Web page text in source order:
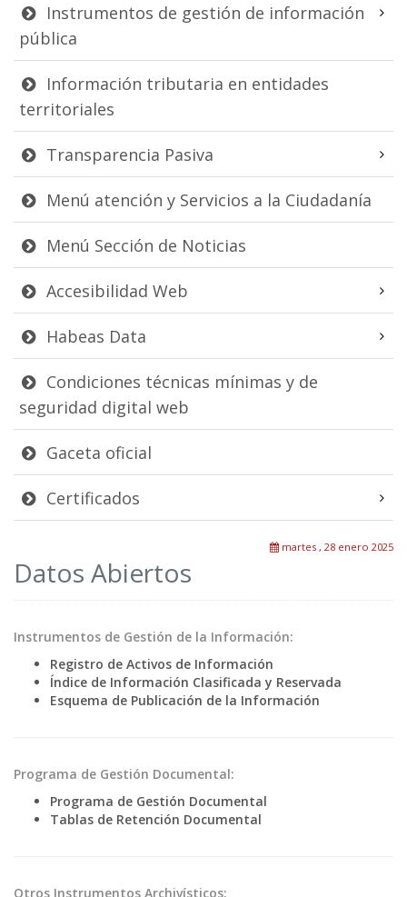
Instrumentos de gestión de información
pública
Información tributaria en entidades
territoriales
Transparencia Pasiva
Menú atención y Servicios a la Ciudadanía
Menú Sección de Noticias
Accesibilidad Web
Habeas Data
Condiciones técnicas mínimas y de
seguridad digital web
Gaceta oficial
Certificados
martes , 28 enero 2025
Datos Abiertos
Instrumentos de Gestión de la Información:
Registro de Activos de Información
Índice de Información Clasificada y Reservada
Esquema de Publicación de la Información
Programa de Gestión Documental:
Programa de Gestión Documental
Tablas de Retención Documental
Otros Instrumentos Archivísticos: